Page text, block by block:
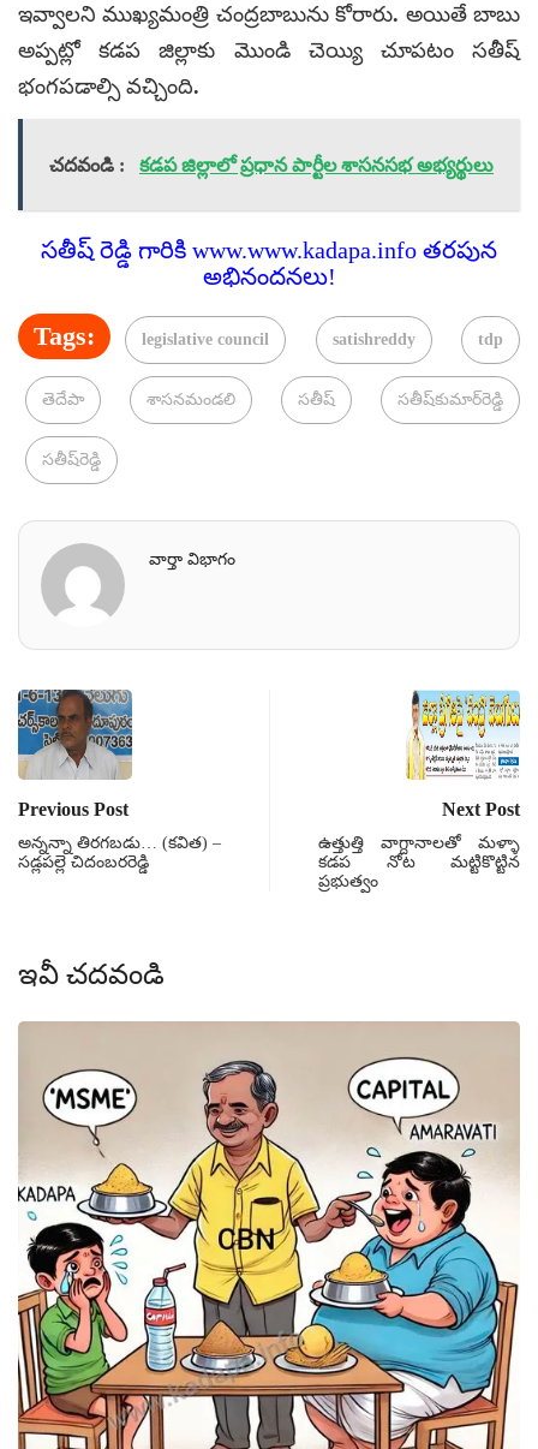
ఇవ్వాలని ముఖ్యమంత్రి చంద్రబాబును కోరారు. అయితే బాబు
అప్పట్లో కడప జిల్లాకు మొండి చెయ్యి చూపటం సతీష్
భంగపడాల్సి వచ్చింది.
చదవండి : కడప జిల్లాలో ప్రధాన పార్టీల శాసనసభ అభ్యర్థులు
సతీష్ రెడ్డి గారికి www.www.kadapa.info తరపున
అభినందనలు!
Tags: legislative council satishreddy tdp
తెదేపా శాసనమండలి సతీష్ సతీష్‌కుమార్‌రెడ్డి
సతీష్‌రెడ్డి
వార్తా విభాగం
Previous Post
అన్నన్నా తిరగబడు… (కవిత) –
సడ్లపల్లె చిదంబరరెడ్డి
Next Post
ఉత్తుత్తి వాగ్దానాలతో మళ్ళా
కడప నోట మట్టికొట్టిన
ప్రభుత్వం
ఇవీ చదవండి